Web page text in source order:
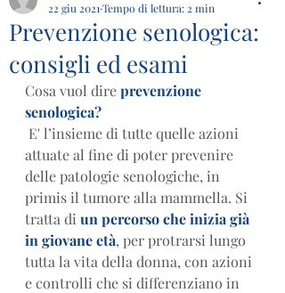
Prevenzione senologica:
consigli ed esami
22 giu 2021 Tempo di lettura: 2 min
Cosa vuol dire prevenzione
senologica?
attuate al fine di poter prevenire
delle patologie senologiche, in
primis il tumore alla mammella. Si
tratta di un percorso che inizia già
in giovane età, per protrarsi lungo
tutta la vita della donna, con azioni
e controlli che si differenziano in